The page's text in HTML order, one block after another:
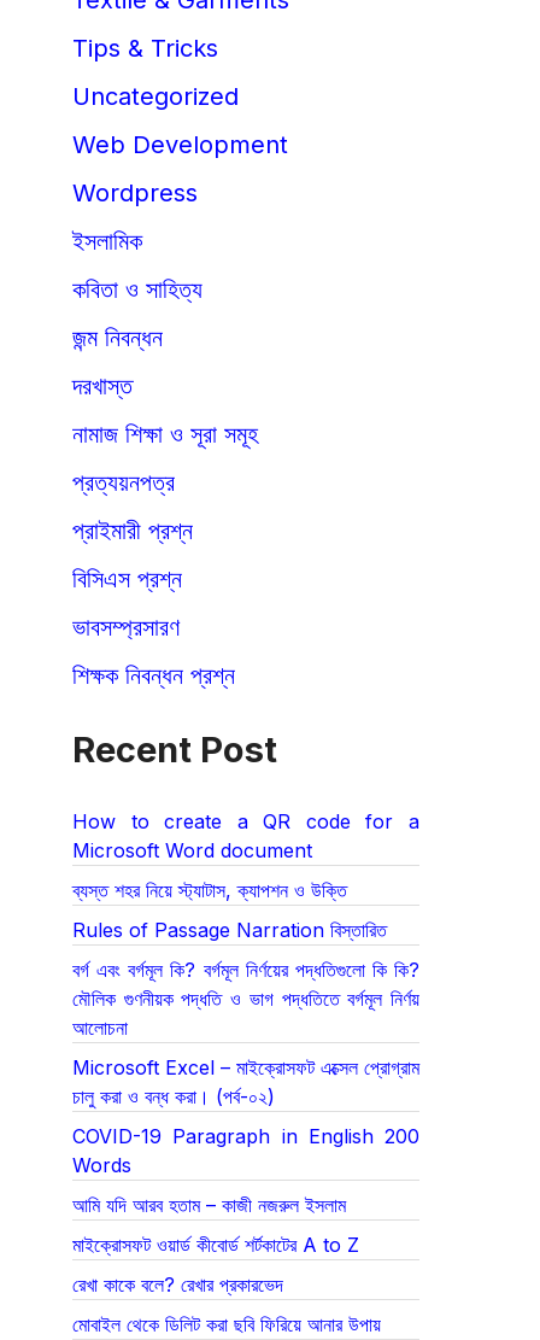
Tips & Tricks
Uncategorized
Web Development
Wordpress
ইসলামিক
কবিতা ও সাহিত্য
জন্ম নিবন্ধন
দরখাস্ত
নামাজ শিক্ষা ও সূরা সমূহ
প্রত্যয়নপত্র
প্রাইমারী প্রশ্ন
বিসিএস প্রশ্ন
ভাবসম্প্রসারণ
শিক্ষক নিবন্ধন প্রশ্ন
Recent Post
How to create a QR code for a
Microsoft Word document
ব্যস্ত শহর নিয়ে স্ট্যাটাস, ক্যাপশন ও উক্তি
Rules of Passage Narration বিস্তারিত
বর্গ এবং বর্গমূল কি? বর্গমূল নির্ণয়ের পদ্ধতিগুলো কি কি?
মৌলিক গুণনীয়ক পদ্ধতি ও ভাগ পদ্ধতিতে বর্গমূল নির্ণয়
আলোচনা
Microsoft Excel – মাইক্রোসফট এক্সেল প্রোগ্রাম
চালু করা ও বন্ধ করা। (পর্ব-০২)
COVID-19 Paragraph in English 200
Words
আমি যদি আরব হতাম – কাজী নজরুল ইসলাম
মাইক্রোসফট ওয়ার্ড কীবোর্ড শর্টকাটের A to Z
রেখা কাকে বলে? রেখার প্রকারভেদ
মোবাইল থেকে ডিলিট করা ছবি ফিরিয়ে আনার উপায়